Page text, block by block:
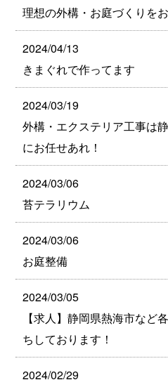
理想の外構・お庭づくりを
2024/04/13
きまぐれで作ってます
2024/03/19
外構・エクステリア工事は
にお任せあれ！
2024/03/06
苔テラリウム
2024/03/06
お庭整備
2024/03/05
【求人】静岡県熱海市など
ちしております！
2024/02/29